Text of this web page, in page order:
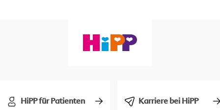
HiPP für Patienten Karriere bei HiPP